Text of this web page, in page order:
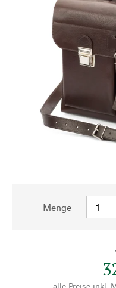
Menge
alle Preise inkl.